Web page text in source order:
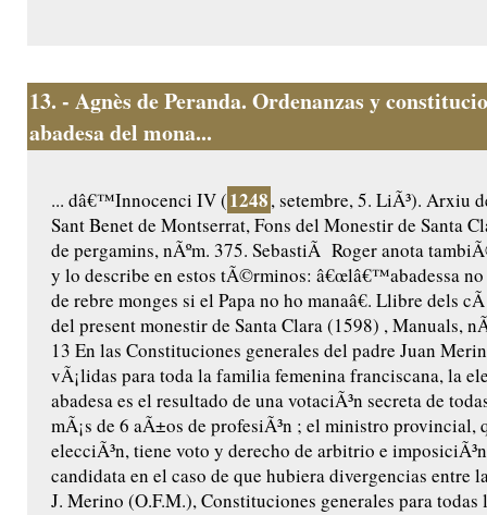
13. - Agnès de Peranda. Ordenanzas y
abadesa del mona...
... dâ€™Innocenci IV (1248, setembre, 5. LiÃ³). Arxiu
Sant Benet de Montserrat, Fons del Monestir de Santa
de pergamins, nÃºm. 375. SebastiÃ Roger anota
y lo describe en estos tÃ©rminos: â€œlâ€™abadessa
de rebre monges si el Papa no ho manaâ€. Llibre dels
del present monestir de Santa Clara (1598) , Manuals,
13 En las Constituciones generales del padre Juan
vÃ¡lidas para toda la familia femenina franciscana, la
abadesa es el resultado de una votaciÃ³n secreta de
mÃ¡s de 6 aÃ±os de profesiÃ³n ; el ministro provincial,
elecciÃ³n, tiene voto y derecho de arbitrio e
candidata en el caso de que hubiera divergencias entre
J. Merino (O.F.M.), Constituciones generales para todas